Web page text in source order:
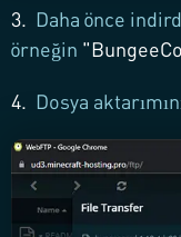
3. Daha önce
örneğin
4. Dosya